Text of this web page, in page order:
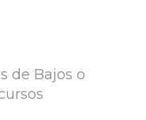
de Bajos o